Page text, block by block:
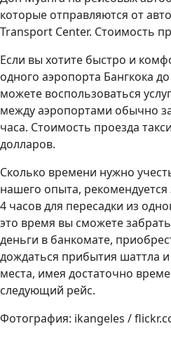
которые отправляются от
Transport Center. Стоимость
Если вы хотите быстро и
одного аэропорта Бангкока
можете воспользоваться
между аэропортами обычно
часа. Стоимость проезда
долларов.
Сколько времени нужно
нашего опыта,
4 часов для пересадки из
это время вы сможете
деньги в банкомате,
дождаться прибытия шаттла
места, имея достаточно
следующий рейс.
Фотография: ikangeles /